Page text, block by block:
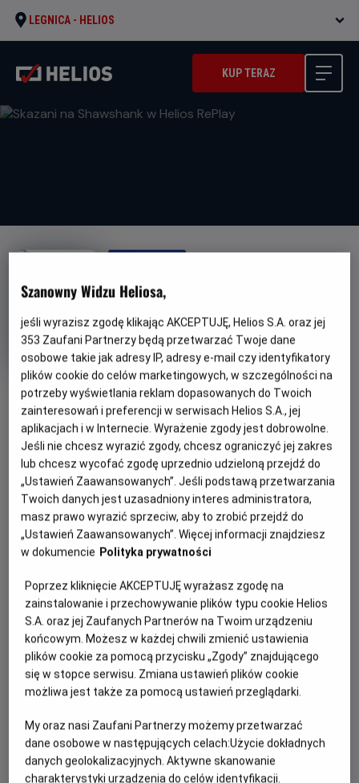
LEGNICA - HELIOS
KUP TERAZ
OBSERWUJ
Skazani na Shawshank w Helios
Oryginalny
tytuł
The Shawshank Redemption Gatunek
Dramat
Minimalny
wiek
Od 15 lat
Czas
trwania
152 min
REŻYSERIA
Frank Darabont
SCENARIUSZ
Frank Darabont
OBSADA
Tim Robbins, Morgan Freeman, Bob Gunton
WIĘCEJ SZCZEGÓŁÓW
GODZINY SEANSÓW
SOBOTA, 22 SIERPNIA 2026
SOBOTA,
SIERPNIA
20262D, napisy
OPIS WYDARZENIA
Andy Dufresne jest młodym, obiecującym bankierem. Jego
życie zmienia się drastycznie, kiedy zostanie niesłusznie
oskarżony o zamordowanie swojej żony i jej kochanka.
Skazany na dożywocie dostaje się do więzienia Shawshank,
Szanowny Widzu Heliosa,
jeśli wyrazisz zgodę klikając AKCEPTUJĘ, Helios S.A. oraz jej
353 Zaufani Partnerzy będą przetwarzać Twoje dane
osobowe takie jak adresy IP, adresy e-mail czy identyfikatory
plików cookie do celów marketingowych, w szczególności na
potrzeby wyświetlania reklam dopasowanych do Twoich
zainteresowań i preferencji w serwisach Helios S.A., jej
aplikacjach i w Internecie. Wyrażenie zgody jest dobrowolne.
Jeśli nie chcesz wyrazić zgody, chcesz ograniczyć jej zakres
lub chcesz wycofać zgodę uprzednio udzieloną przejdź do
„Ustawień Zaawansowanych”. Jeśli podstawą przetwarzania
Twoich danych jest uzasadniony interes administratora,
masz prawo wyrazić sprzeciw, aby to zrobić przejdź do
„Ustawień Zaawansowanych”. Więcej informacji znajdziesz
w dokumencie Polityka prywatności
Poprzez kliknięcie AKCEPTUJĘ wyrażasz zgodę na
zainstalowanie i przechowywanie plików typu cookie Helios
S.A. oraz jej Zaufanych Partnerów na Twoim urządzeniu
końcowym. Możesz w każdej chwili zmienić ustawienia
plików cookie za pomocą przycisku „Zgody” znajdującego
się w stopce serwisu. Zmiana ustawień plików cookie
możliwa jest także za pomocą ustawień przeglądarki.
My oraz nasi Zaufani Partnerzy możemy przetwarzać
dane osobowe w następujących celach:Użycie dokładnych
danych geolokalizacyjnych. Aktywne skanowanie
charakterystyki urządzenia do celów identyfikacji.